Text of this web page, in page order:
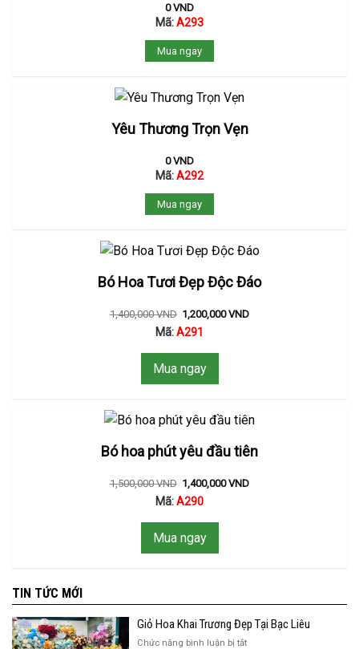
0VND
Mã:A293
Mua ngay
Yêu Thương Trọn Vẹn
0VND
Mã:A292
Mua ngay
Bó Hoa Tươi Đẹp Độc Đáo
1,400,000VND 1,200,000VND
Mã:A291
Mua ngay
Bó hoa phút yêu đầu tiên
1,500,000VND 1,400,000VND
Mã:A290
Mua ngay
TIN TỨC MỚI
Giỏ Hoa Khai Trương Đẹp Tại Bạc Liêu
Chức năng bình luận bị tắtở